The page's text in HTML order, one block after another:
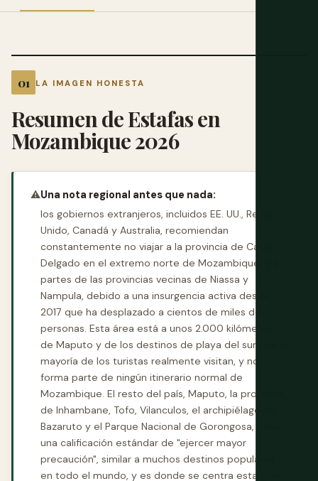
LA IMAGEN HONESTA
Resumen de Estafas en
Mozambique 2026
⚠️Una nota regional antes que nada:
los gobiernos extranjeros, incluidos EE. UU., Reino
Unido, Canadá y Australia, recomiendan
constantemente no viajar a la provincia de Cabo
Delgado en el extremo norte de Mozambique, y a
partes de las provincias vecinas de Niassa y
Nampula, debido a una insurgencia activa desde
2017 que ha desplazado a cientos de miles de
personas. Esta área está a unos 2.000 kilómetros
de Maputo y de los destinos de playa del sur que la
mayoría de los turistas realmente visitan, y no
forma parte de ningún itinerario normal de
Mozambique. El resto del país, Maputo, la provincia
de Inhambane, Tofo, Vilanculos, el archipiélago de
Bazaruto y el Parque Nacional de Gorongosa, tiene
una calificación estándar de "ejercer mayor
precaución", similar a muchos destinos populares
en todo el mundo, y es donde se centra esta guía.